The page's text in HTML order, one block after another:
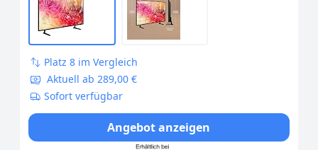
Platz 8 im Vergleich
Aktuell ab 289,00 €
Sofort verfügbar
Angebot anzeigen